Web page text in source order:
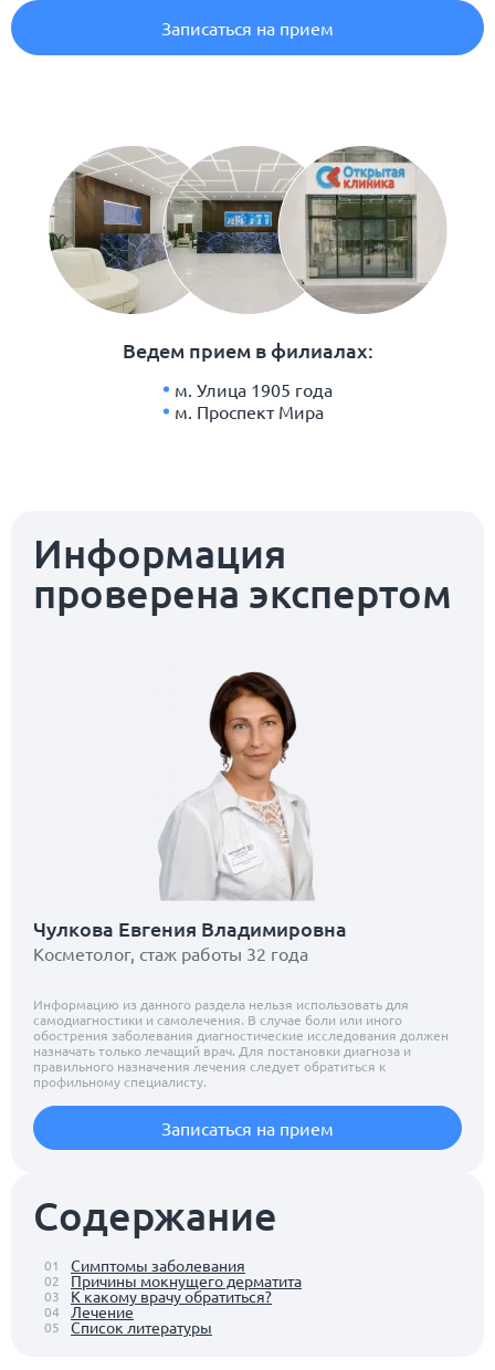
Ведем прием в филиалах:
м. Улица 1905 года
м. Проспект Мира
Записаться на прием
Содержание
01 Симптомы заболевания
02 Причины мокнущего дерматита
03 К какому врачу обратиться?
04 Лечение
05 Список литературы
Информация
проверена экспертом
Чулкова Евгения Владимировна
Косметолог, стаж работы 32 года
Информацию из данного раздела нельзя использовать для
самодиагностики и самолечения. В случае боли или иного
обострения заболевания диагностические исследования должен
назначать только лечащий врач. Для постановки диагноза и
правильного назначения лечения следует обратиться к
профильному специалисту.
Записаться на прием